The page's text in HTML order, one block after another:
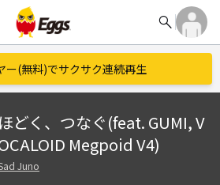
search
ー(無料)でサクサク連続再生
ほどく、つなぐ(feat. GUMI, V
Megpoid V4)
Juno